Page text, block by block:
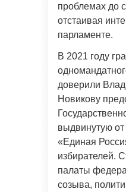
проблемах до
отстаивая
парламенте.
В 2021 году
доверили
Новикову
выдвинутую от
«Единая
избирателей.
палаты
созыва,